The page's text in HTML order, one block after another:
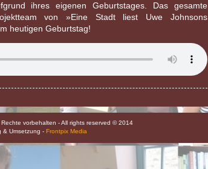
ihres eigenen Geburtstages. Das gesamte
von »Eine Stadt liest Uwe Johnsons
heutigen Geburtstag!
vorbehalten - All rights reserved © 2014
& Umsetzung - Frontpix Media